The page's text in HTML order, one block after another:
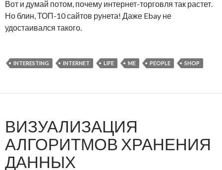
Вот и думай потом, почему интернет-торговля так растет.
Но блин, ТОП-10 сайтов рунета! Даже Ebay не
удостаивался такого.
INTERESTING INTERNET LIFE ME PEOPLE SHOP
ВИЗУАЛИЗАЦИЯ
АЛГОРИТМОВ ХРАНЕНИЯ
ДАННЫХ